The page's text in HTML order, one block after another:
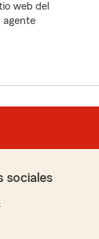
web del
agente
sociales